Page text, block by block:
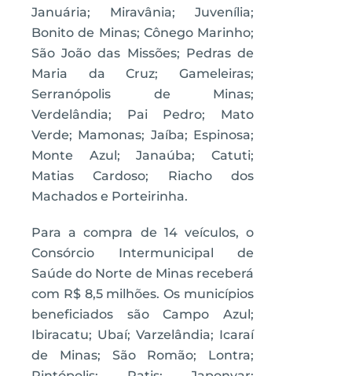
Januária; Miravânia; Juvenília;
Bonito de Minas; Cônego Marinho;
São João das Missões; Pedras de
Maria da Cruz; Gameleiras;
Serranópolis de Minas;
Verdelândia; Pai Pedro; Mato
Verde; Mamonas; Jaíba; Espinosa;
Monte Azul; Janaúba; Catuti;
Matias Cardoso; Riacho dos
Machados e Porteirinha.
Para a compra de 14 veículos, o
Consórcio Intermunicipal de
Saúde do Norte de Minas receberá
com R$ 8,5 milhões. Os municípios
beneficiados são Campo Azul;
Ibiracatu; Ubaí; Varzelândia; Icaraí
de Minas; São Romão; Lontra;